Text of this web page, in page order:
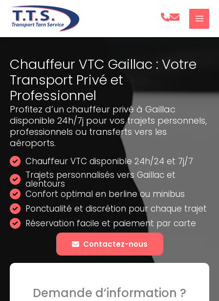
Aller
Chauffeur VTC Gaillac : Votre
Transport Privé et
Professionnel
Profitez d’un chauffeur privé à Gaillac
disponible 24h/7j pour vos trajets personnels,
professionnels ou transferts vers les
aéroports.
Chauffeur VTC disponible 24h/24 et 7j/7
Trajets personnalisés vers Gaillac et
alentours
Confort optimal en berline ou minibus
Ponctualité et discrétion pour chaque trajet
Réservation facile et paiement par carte
Contactez-nous
Demande d’information ?